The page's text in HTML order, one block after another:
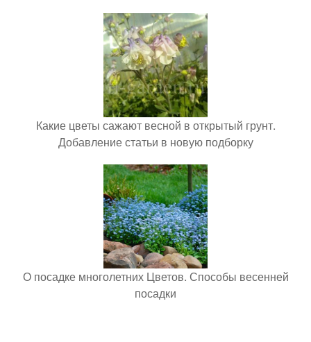
Какие цветы сажают весной в открытый грунт.
Добавление статьи в новую подборку
О посадке многолетних Цветов. Способы весенней
посадки